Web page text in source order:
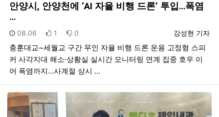
안양시, 안양천에 ‘AI 자율 비행 드론’ 투입…폭염
…
등록자
강성현 기자
등록일
08.06 추천
1 비추천
0
충훈대교~세월교 구간 무인 자율 비행 드론 운용 고정형 스피
커 사각지대 해소·상황실 실시간 모니터링 연계 집중 호우 이
어 폭염까지…사계절 상시 …